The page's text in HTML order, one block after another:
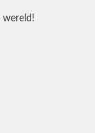
wereld!